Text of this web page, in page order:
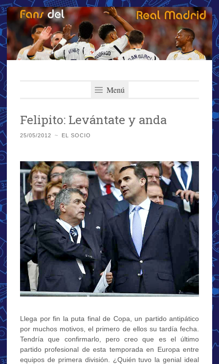
Menú
Felipito: Levántate y anda
25/05/2012 ~ EL SOCIO
Llega por fin la puta final de Copa, un partido antipático
por muchos motivos, el primero de ellos su tardía fecha.
Tendría que confirmarlo, pero creo que es el último
partido profesional de esta temporada en Europa entre
equipos de primera división. ¿Quién tuvo la genial ideal